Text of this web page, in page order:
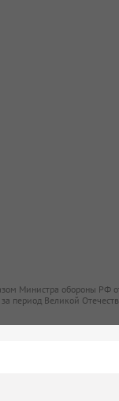
Министра обороны
период Великой